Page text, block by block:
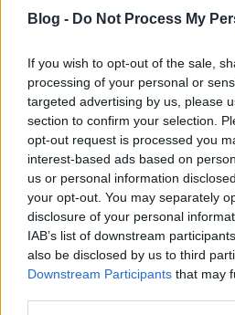
Blog - Do Not Process My
If you wish to opt-out of the sale,
processing of your personal or
targeted advertising by us, please
section to confirm your selection.
opt-out request is processed you
interest-based ads based on
us or personal information
your opt-out. You may separately
disclosure of your personal
IAB’s list of downstream
also be disclosed by us to third
Downstream Participants that may
Valószínű a képen látható
hagyni, mert ez az egyetlen